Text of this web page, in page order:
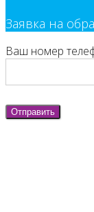
Заявка на
Ваш номер
Отправить